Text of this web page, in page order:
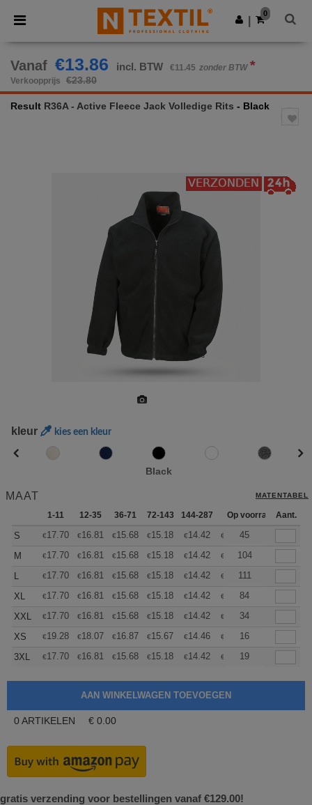
× Ntextil-app
Betere prijzen in de app!
Download app
0
Vanaf €13.86 incl. BTW €11.45 zonder BTW *
Verkoopprijs €23.80
Result R36A - Active Fleece Jack Volledige Rits - Black
kleur kies een kleur
Black
MAAT MATENTABEL
1-11 12-35 36-71 72-143 144-287 288 + Meer
Op voorraadAant.
S €17.70 €16.81 €15.68 €15.18 €14.42 € 14.04
45
M
€17.70 €16.81 €15.68 €15.18 €14.42 € 14.04
104
L
€17.70 €16.81 €15.68 €15.18 €14.42 € 14.04
111
XL
€17.70 €16.81 €15.68 €15.18 €14.42 € 14.04
84
XXL
€17.70 €16.81 €15.68 €15.18 €14.42 € 14.04
34
XS
€19.28 €18.07 €16.87 €15.67 €14.46 € 13.86
16
3XL
€17.70 €16.81 €15.68 €15.18 €14.42 € 14.04
19
0 ARTIKELEN € 0.00
gratis verzending voor bestellingen vanaf €129.00!